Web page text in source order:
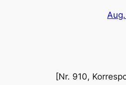
[Nr. 910,